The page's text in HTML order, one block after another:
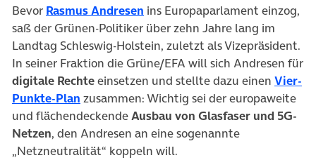
Bevor Rasmus Andresen (öffnet in neuem Tab)
ins Europaparlament einzog,
saß der Grünen-Politiker über zehn Jahre lang im
Landtag Schleswig-Holstein, zuletzt als Vizepräsident.
In seiner Fraktion die Grüne/EFA will sich Andresen für
digitale Rechteeinsetzen und stellte dazu einen Vier-
Punkte-Plan (öffnet in neuem Tab)
zusammen: Wichtig sei der europaweite
und flächendeckendeAusbau von Glasfaser und 5G-
Netzen, den Andresen an eine sogenannte
„Netzneutralität“ koppeln will.